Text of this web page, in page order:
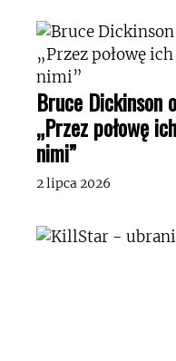
Bruce Dickinson
„Przez połowę
nimi”
2 lipca 2026